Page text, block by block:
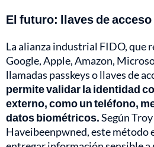
El futuro: llaves de
La alianza industrial FIDO, que
Google, Apple, Amazon,
llamadas passkeys o llaves de
permite validar la identidad
externo, como un teléfono,
datos biométricos.Según
Haveibeenpwned, este método